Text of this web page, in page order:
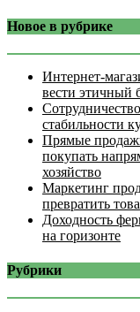
Новое в рубрике
вести этичный
стабильности
Прямые
покупать
хозяйство
Маркетинг
превратить
Доходность
на горизонте
Рубрики